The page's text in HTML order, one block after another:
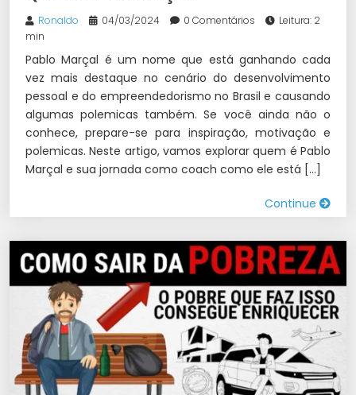
Ronaldo 04/03/2024 0 Comentários
Leitura: 2
min
Pablo Marçal é um nome que está ganhando cada
vez mais destaque no cenário do desenvolvimento
pessoal e do empreendedorismo no Brasil e causando
algumas polemicas também. Se você ainda não o
conhece, prepare-se para inspiração, motivação e
polemicas. Neste artigo, vamos explorar quem é Pablo
Marçal e sua jornada como coach como ele está […]
Continue